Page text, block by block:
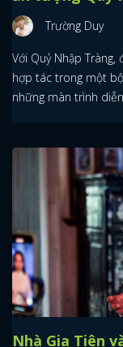
Trường Duy
Với Quỷ Nhập Tràng,
hợp tác trong một
những màn trình
Nhà Gia Tiên